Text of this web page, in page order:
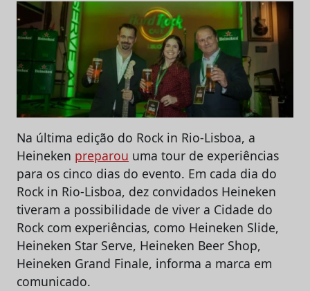
Na última edição do Rock in Rio-Lisboa, a
Heineken preparou uma tour de experiências
para os cinco dias do evento. Em cada dia do
Rock in Rio-Lisboa, dez convidados Heineken
tiveram a possibilidade de viver a Cidade do
Rock com experiências, como Heineken Slide,
Heineken Star Serve, Heineken Beer Shop,
Heineken Grand Finale, informa a marca em
comunicado.